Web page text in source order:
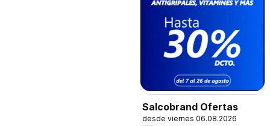
Salcobrand Ofertas
desde viernes 06.08.2026